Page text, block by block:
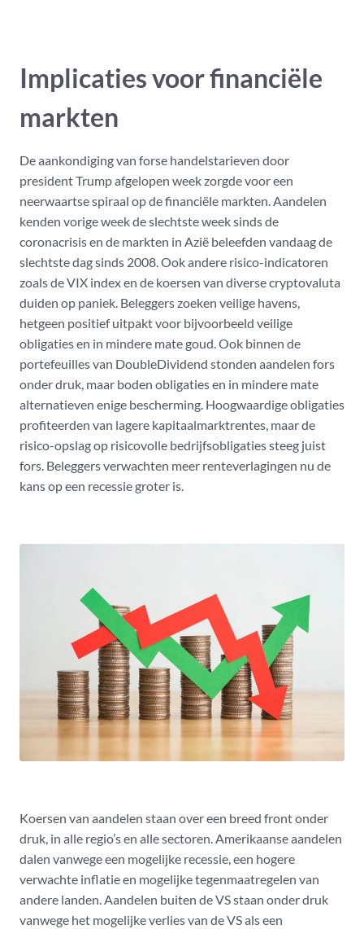
Implicaties voor financiële
markten
De aankondiging van forse handelstarieven door
president Trump afgelopen week zorgde voor een
neerwaartse spiraal op de financiële markten. Aandelen
kenden vorige week de slechtste week sinds de
coronacrisis en de markten in Azië beleefden vandaag de
slechtste dag sinds 2008. Ook andere risico-indicatoren
zoals de VIX index en de koersen van diverse cryptovaluta
duiden op paniek. Beleggers zoeken veilige havens,
hetgeen positief uitpakt voor bijvoorbeeld veilige
obligaties en in mindere mate goud. Ook binnen de
portefeuilles van DoubleDividend stonden aandelen fors
onder druk, maar boden obligaties en in mindere mate
alternatieven enige bescherming. Hoogwaardige obligaties
profiteerden van lagere kapitaalmarktrentes, maar de
risico-opslag op risicovolle bedrijfsobligaties steeg juist
fors. Beleggers verwachten meer renteverlagingen nu de
kans op een recessie groter is.
Koersen van aandelen staan over een breed front onder
druk, in alle regio’s en alle sectoren. Amerikaanse aandelen
dalen vanwege een mogelijke recessie, een hogere
verwachte inflatie en mogelijke tegenmaatregelen van
andere landen. Aandelen buiten de VS staan onder druk
vanwege het mogelijke verlies van de VS als een